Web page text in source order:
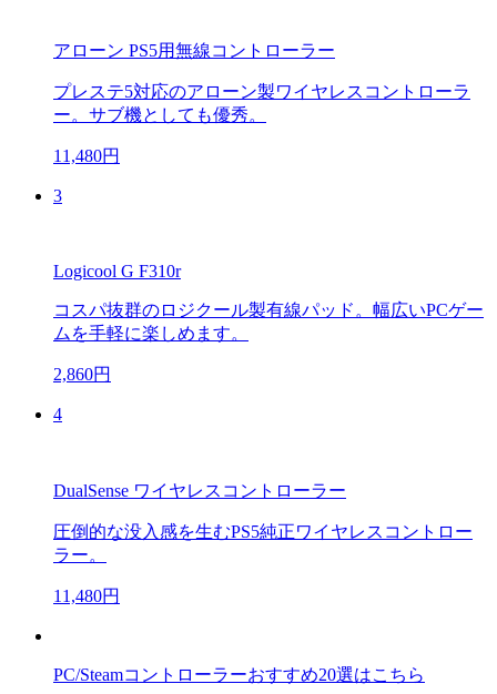
アローン PS5用無線コントローラー
プレステ5対応のアローン製ワイヤレスコントローラ
ー。サブ機としても優秀。
11,480円
3
Logicool G F310r
コスパ抜群のロジクール製有線パッド。幅広いPCゲー
ムを手軽に楽しめます。
2,860円
4
DualSense ワイヤレスコントローラー
圧倒的な没入感を生むPS5純正ワイヤレスコントロー
ラー。
11,480円
PC/Steamコントローラーおすすめ20選はこちら